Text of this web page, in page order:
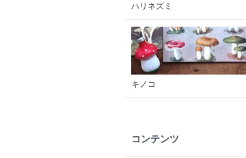
ハリネズミ
キノコ
コンテンツ